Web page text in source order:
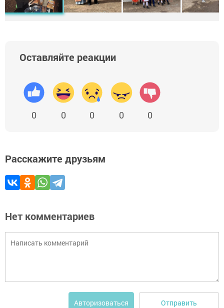
Оставляйте реакции
0 0 0 0 0
Расскажите друзьям
Нет комментариев
Авторизоваться Отправить